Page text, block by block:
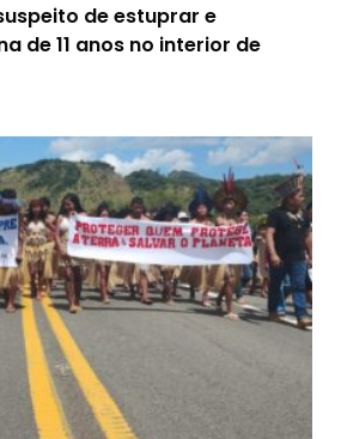
de estuprar e
de 11 anos no interior de